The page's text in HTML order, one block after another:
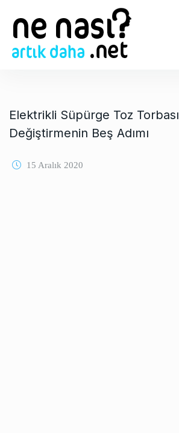
Elektrikli Süpürge Toz Torbası
Değiştirmenin Beş Adımı
15 Aralık 2020